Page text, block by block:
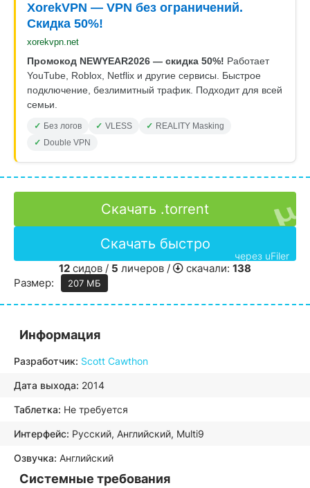
XorekVPN — VPN без ограничений.
Скидка 50%!
xorekvpn.net
Промокод NEWYEAR2026 — скидка 50%! Работает
YouTube, Roblox, Netflix и другие сервисы. Быстрое
подключение, безлимитный трафик. Подходит для всей
семьи.
Без логов VLESS
REALITY Masking
Double VPN
Скачать .torrent
Скачать быстро
через uFiler
12 сидов / 5 личеров / скачали: 138
Размер:
207 МБ
Информация
Разработчик: Scott Cawthon
Дата выхода: 2014
Таблетка: Не требуется
Интерфейс: Русский, Английский, Multi9
Озвучка: Английский
Системные требования